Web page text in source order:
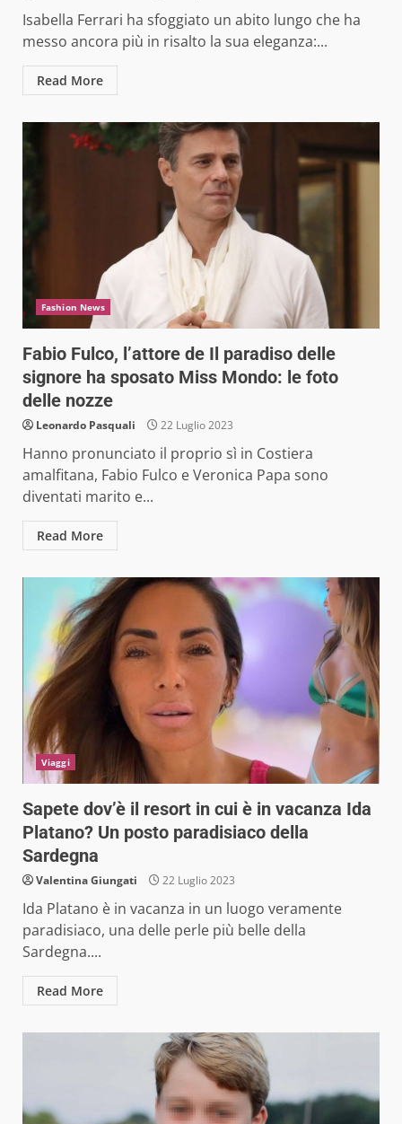
Isabella Ferrari ha sfoggiato un abito lungo che ha
messo ancora più in risalto la sua eleganza:...
Read More
Fashion News
Fabio Fulco, l’attore de Il paradiso delle
signore ha sposato Miss Mondo: le foto
delle nozze
Leonardo Pasquali 22 Luglio 2023
Hanno pronunciato il proprio sì in Costiera
amalfitana, Fabio Fulco e Veronica Papa sono
diventati marito e...
Read More
Viaggi
Sapete dov’è il resort in cui è in vacanza Ida
Platano? Un posto paradisiaco della
Sardegna
Valentina Giungati 22 Luglio 2023
Ida Platano è in vacanza in un luogo veramente
paradisiaco, una delle perle più belle della
Sardegna....
Read More